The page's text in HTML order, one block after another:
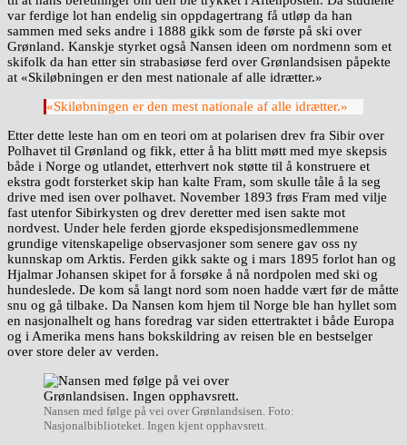
var ferdige lot han endelig sin oppdagertrang få utløp da han
sammen med seks andre i 1888 gikk som de første på ski over
Grønland. Kanskje styrket også Nansen ideen om nordmenn som et
skifolk da han etter sin strabasiøse ferd over Grønlandsisen påpekte
at «Skiløbningen er den mest nationale af alle idrætter.»
«Skiløbningen er den mest nationale af alle idrætter.»
Etter dette leste han om en teori om at polarisen drev fra Sibir over
Polhavet til Grønland og fikk, etter å ha blitt møtt med mye skepsis
både i Norge og utlandet, etterhvert nok støtte til å konstruere et
ekstra godt forsterket skip han kalte Fram, som skulle tåle å la seg
drive med isen over polhavet. November 1893 frøs Fram med vilje
fast utenfor Sibirkysten og drev deretter med isen sakte mot
nordvest. Under hele ferden gjorde ekspedisjonsmedlemmene
grundige vitenskapelige observasjoner som senere gav oss ny
kunnskap om Arktis. Ferden gikk sakte og i mars 1895 forlot han og
Hjalmar Johansen skipet for å forsøke å nå nordpolen med ski og
hundeslede. De kom så langt nord som noen hadde vært før de måtte
snu og gå tilbake. Da Nansen kom hjem til Norge ble han hyllet som
en nasjonalhelt og hans foredrag var siden ettertraktet i både Europa
og i Amerika mens hans bokskildring av reisen ble en bestselger
over store deler av verden.
Nansen med følge på vei over Grønlandsisen. Foto:
Nasjonalbiblioteket. Ingen kjent opphavsrett.